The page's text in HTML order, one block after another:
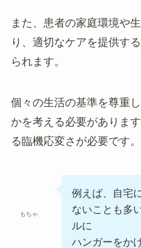
また、患者の家庭環境や
り、適切なケアを提供す
られます。
個々の生活の基準を尊重
かを考える必要がありま
る臨機応変さが必要です。
もちゃ
例えば、自宅
ないことも多
ルに
ハンガーをか